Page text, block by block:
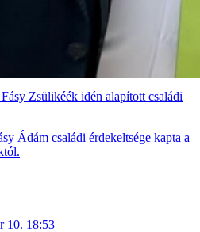
Zsülikéék idén alapított családi
Ádám családi érdekeltsége kapta a
10. 18:53